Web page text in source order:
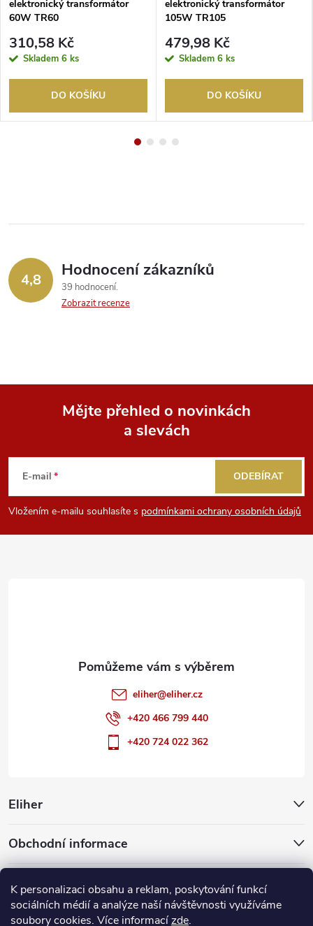
K personalizaci obsahu a reklam, poskytování funkcí
sociálních médií a analýze naší návštěvnosti využíváme
soubory cookies. Více informacízde.
elektronický transformátor
60W TR60
310,58 Kč
Skladem 6 ks
DO KOŠÍKU
elektronický transformátor
105W TR105
479,98 Kč
Skladem 6 ks
DO KOŠÍKU
4,8 Hodnocení zákazníků
39 hodnocení
Zobrazit recenze
p
Mějte přehled o novinkách
a slevách
E-mail
Vložením e-mailu souhlasíte s podmínkami ochrany osobních údajů
ODEBÍRAT
Eliher
Obchodní informace
Partnerské weby
eliher@eliher.cz
+420 466 799 440
+420 724 022 362